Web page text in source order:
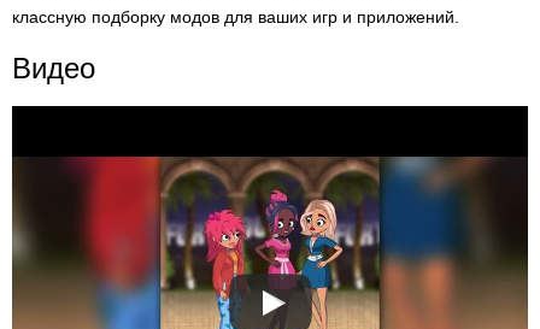
классную подборку модов для ваших игр и приложений.
Видео